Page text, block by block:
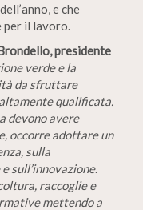
e che
il lavoro.
presidente
verde e la
da sfruttare
qualificata.
devono avere
occorre adottare un
sulla
sull’innovazione.
raccoglie e
mettendo a